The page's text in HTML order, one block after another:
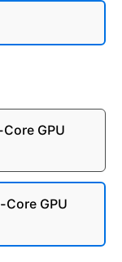
GPU
GPU